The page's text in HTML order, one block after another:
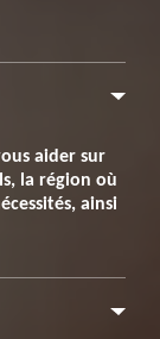
aider sur
la région où
ainsi